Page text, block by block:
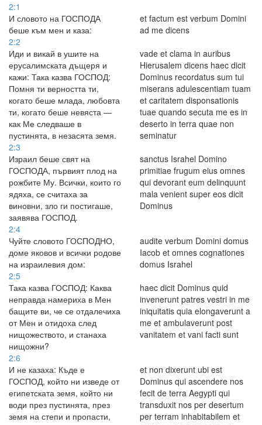
2:1
И словото на ГОСПОДА
беше към мен и каза:
et factum est verbum Domini
ad me dicens
2:2
Иди и викай в ушите на
ерусалимската дъщеря и
кажи: Така казва ГОСПОД:
Помня ти верността ти,
когато беше млада, любовта
ти, когато беше невяста —
как Ме следваше в
пустинята, в незасята земя.
vade et clama in auribus
Hierusalem dicens haec dicit
Dominus recordatus sum tui
miserans adulescentiam tuam
et caritatem disponsationis
tuae quando secuta me es in
deserto in terra quae non
seminatur
2:3
Израил беше свят на
ГОСПОДА, първият плод на
рожбите Му. Всички, които го
ядяха, се считаха за
виновни, зло ги постигаше,
заявява ГОСПОД.
sanctus Israhel Domino
primitiae frugum eius omnes
qui devorant eum delinquunt
mala venient super eos dicit
Dominus
2:4
Чуйте словото ГОСПОДНО,
доме яковов и всички родове
на израилевия дом:
audite verbum Domini domus
Iacob et omnes cognationes
domus Israhel
2:5
Така казва ГОСПОД: Каква
неправда намериха в Мен
бащите ви, че се отдалечиха
от Мен и отидоха след
нищожеството, и станаха
нищожни?
haec dicit Dominus quid
invenerunt patres vestri in me
iniquitatis quia elongaverunt a
me et ambulaverunt post
vanitatem et vani facti sunt
2:6
И не казаха: Къде е
ГОСПОД, който ни изведе от
египетската земя, който ни
води през пустинята, през
земя на степи и пропасти,
et non dixerunt ubi est
Dominus qui ascendere nos
fecit de terra Aegypti qui
transduxit nos per desertum
per terram inhabitabilem et